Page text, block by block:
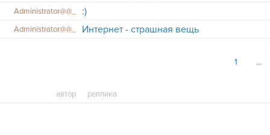
Administrator@@_ :)
Administrator@@_ Интернет - страшная вещь
1
автор реплика